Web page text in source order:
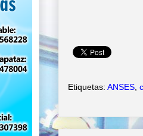
Etiquetas: ANSES